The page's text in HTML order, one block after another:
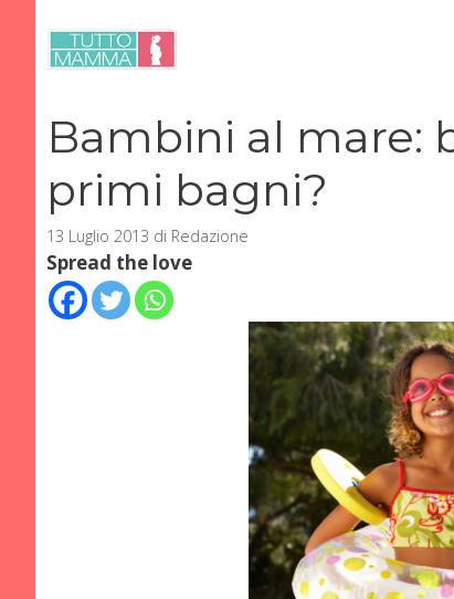
contenuto
Bambini al mare:
primi bagni?
13 Luglio 2013 di Redazione
Spread the love